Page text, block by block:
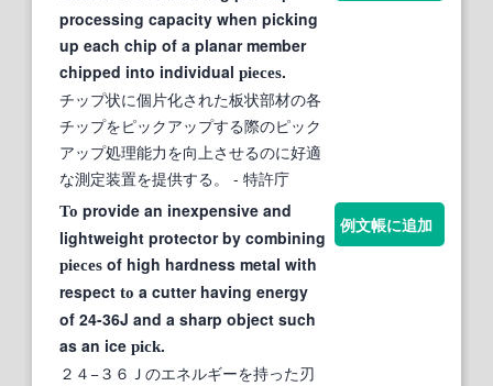
processing capacity when picking
up each chip of a planar member
chipped into individual pieces.
チップ状に個片化された板状部材の各
チップをピックアップする際のピック
アップ処理能力を向上させるのに好適
な測定装置を提供する。
- 特許庁
To provide an inexpensive and
lightweight protector by combining
pieces of high hardness metal with
respect to a cutter having energy
of 24-36J and a sharp object such
as an ice pick.
２４−３６Ｊのエネルギーを持った刃
例文帳に追加